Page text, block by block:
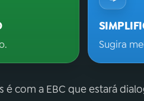
Sugira
com a EBC que estará